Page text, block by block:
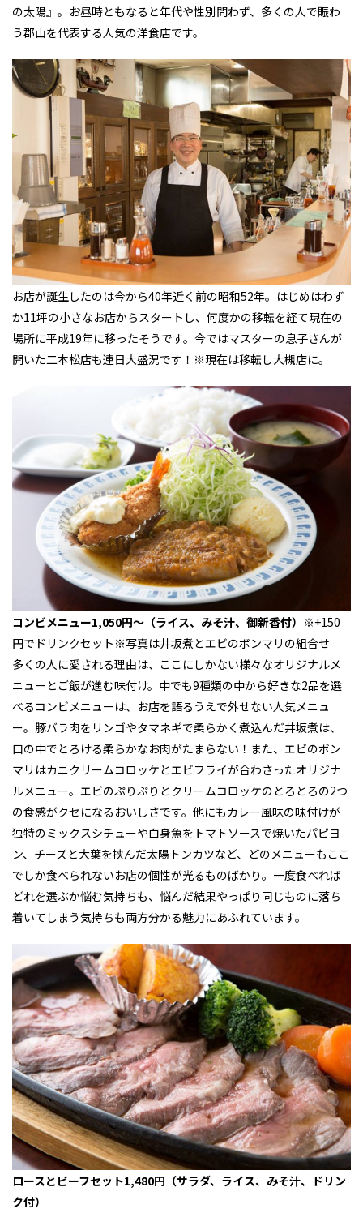
ランチ その他
その他
その他
その他
の太陽』。お昼時ともなると年代や性別問わず、多くの人で賑わ
う郡山を代表する人気の洋食店です。
お店が誕生したのは今から40年近く前の昭和52年。はじめはわず
か11坪の小さなお店からスタートし、何度かの移転を経て現在の
場所に平成19年に移ったそうです。今ではマスターの息子さんが
開いた二本松店も連日大盛況です！※現在は移転し大槻店に。
コンビメニュー1,050円～（ライス、みそ汁、御新香付） ※+150
円でドリンクセット※写真は井坂煮とエビのボンマリの組合せ
多くの人に愛される理由は、ここにしかない様々なオリジナルメ
ニューとご飯が進む味付け。中でも9種類の中から好きな2品を選
べるコンビメニューは、お店を語るうえで外せない人気メニュ
ー。豚バラ肉をリンゴやタマネギで柔らかく煮込んだ井坂煮は、
口の中でとろける柔らかなお肉がたまらない！また、エビのボン
マリはカニクリームコロッケとエビフライが合わさったオリジナ
ルメニュー。エビのぷりぷりとクリームコロッケのとろとろの2つ
の食感がクセになるおいしさです。他にもカレー風味の味付けが
独特のミックスシチューや白身魚をトマトソースで焼いたパピヨ
ン、チーズと大葉を挟んだ太陽トンカツなど、どのメニューもここ
でしか食べられないお店の個性が光るものばかり。一度食べれば
どれを選ぶか悩む気持ちも、悩んだ結果やっぱり同じものに落ち
着いてしまう気持ちも両方分かる魅力にあふれています。
ロースとビーフセット1,480円（サラダ、ライス、みそ汁、ドリン
ク付）